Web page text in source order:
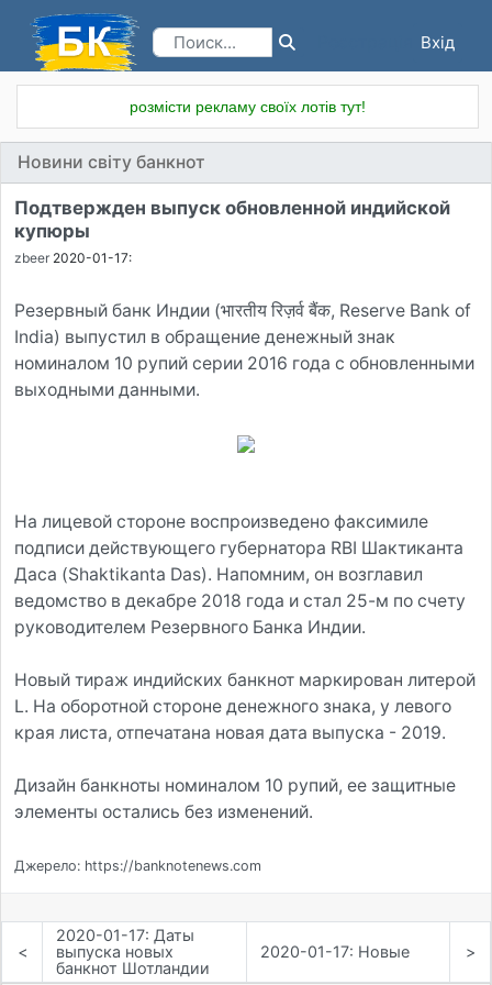
Вхід
розмісти рекламу своїх лотів тут!
Новини світу банкнот
Подтвержден выпуск обновленной индийской
купюры
zbeer 2020-01-17:
Резервный банк Индии (भारतीय रिज़र्व बैंक, Reserve Bank of
India) выпустил в обращение денежный знак
номиналом 10 рупий серии 2016 года с обновленными
выходными данными.
На лицевой стороне воспроизведено факсимиле
подписи действующего губернатора RBI Шактиканта
Даса (Shaktikanta Das). Напомним, он возглавил
ведомство в декабре 2018 года и стал 25-м по счету
руководителем Резервного Банка Индии.
Новый тираж индийских банкнот маркирован литерой
L. На оборотной стороне денежного знака, у левого
края листа, отпечатана новая дата выпуска - 2019.
Дизайн банкноты номиналом 10 рупий, ее защитные
элементы остались без изменений.
Джерело: https://banknotenews.com
<
2020-01-17: Даты
выпуска новых
банкнот Шотландии
2020-01-17: Новые >